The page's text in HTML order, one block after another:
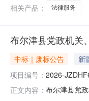
相关产品：
法律服务
布尔津县党政机关
中标｜废标公告
新
项目编号： 2026-
正文内容： 布尔津县党